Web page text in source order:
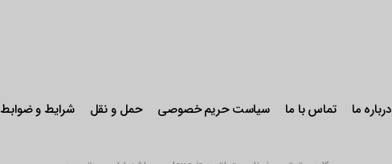
درباره ما تماس با ما سیاست حریم خصوصی حمل و نقل شرایط و ضوابط